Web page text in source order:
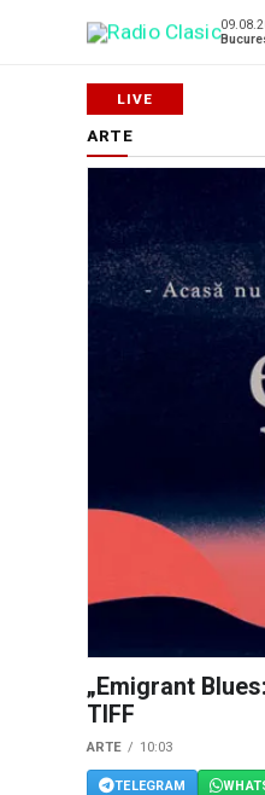
ARTE
„Emigrant
TIFF
ARTE 10:03
TELEGRAM